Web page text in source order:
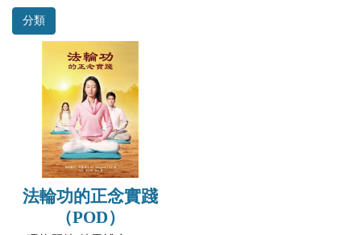
分類
法輪功的正念實踐
（POD）